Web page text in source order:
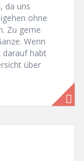
da uns
ohne
Zu gerne
Wenn
darauf habt
über